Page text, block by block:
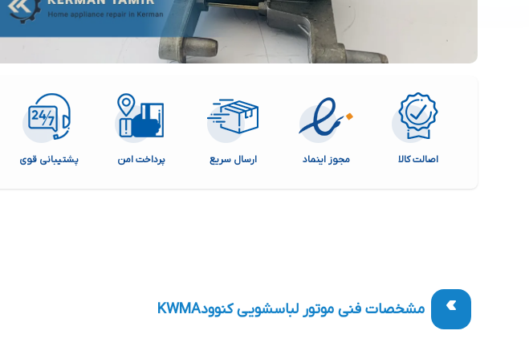
اصالت کالا مجوز اینماد ارسال سریع پرداخت امن پشتیبانی قوی
مشخصات فنی موتور لباسشویی کنوودKWMA